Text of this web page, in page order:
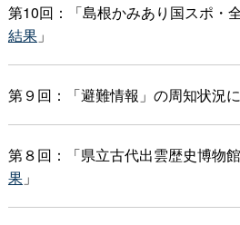
第10回：「島根かみあり国スポ・
結果」
第９回：「避難情報」の周知状況
第８回：「県立古代出雲歴史博物
果」